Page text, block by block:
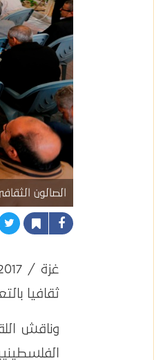
الصالون
ثقافيا
وناقش